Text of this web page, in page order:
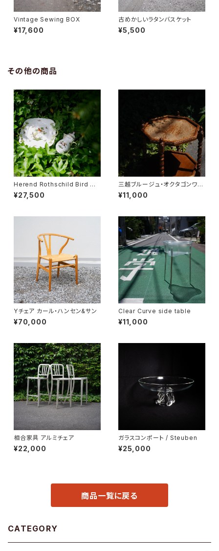
Vintage Sewing BOX
¥17,600
古めかしいラタンバスケット
¥5,500
その他の商品
Herend Rothschild Bird ミ
ニティーポット
¥27,500
三越ブルージュ・オクタゴンワゴ
ン
¥11,000
Yチェア カール・ハンセン&サン
¥70,000
Clear Curve side table
¥11,000
相合家具 アルミチェア
¥22,000
ガラスコンポート / Steuben
¥25,000
商品一覧に戻る
CATEGORY